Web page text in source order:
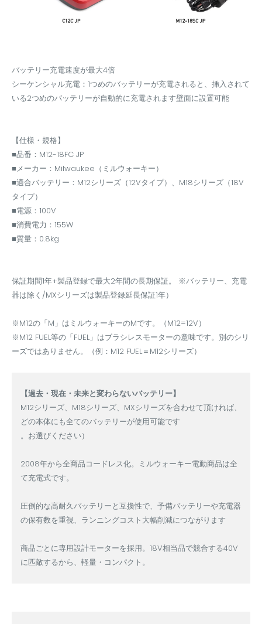
バッテリー充電速度が最大4倍
シーケンシャル充電：1つめのバッテリーが充電されると、挿入されて
いる2つめのバッテリーが自動的に充電されます壁面に設置可能
【仕様・規格】
■品番：M12-18FC JP
■メーカー：Milwaukee（ミルウォーキー）
■適合バッテリー：M12シリーズ（12Vタイプ）、M18シリーズ（18V
タイプ）
■電源：100V
■消費電力：155W
■質量：0.8kg
保証期間1年+製品登録で最大2年間の長期保証。 ※バッテリー、充電
器は除く/MXシリーズは製品登録延長保証1年）
※M12の「M」はミルウォーキーのMです。（M12=12V）
※M12 FUEL等の「FUEL」はブラシレスモーターの意味です。別のシリ
ーズではありません。（例：M12 FUEL＝M12シリーズ）
【過去・現在・未来と変わらないバッテリー】
M12シリーズ、M18シリーズ、MXシリーズを合わせて頂ければ、
どの本体にも全てのバッテリーが使用可能です
。お選びください）
2008年から全商品コードレス化。ミルウォーキー電動商品は全
て充電式です。
圧倒的な高耐久バッテリーと互換性で、予備バッテリーや充電器
の保有数を重視、ランニングコスト大幅削減につながります
商品ごとに専用設計モーターを採用。18V相当品で競合する40V
に匹敵するから、軽量・コンパクト 。